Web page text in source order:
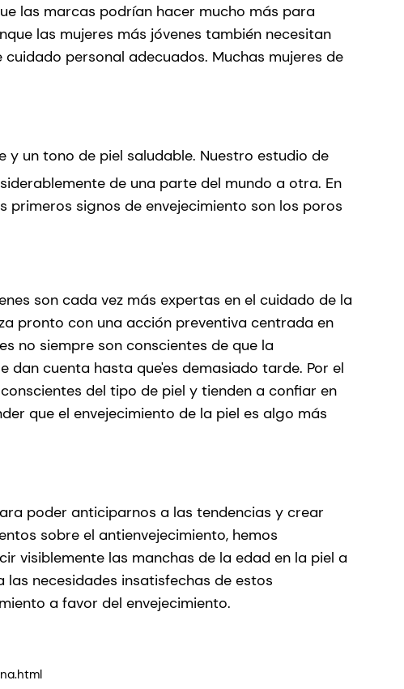
las marcas podrían hacer mucho más para
las mujeres más jóvenes también necesitan
personal adecuados. Muchas mujeres de
un tono de piel saludable. Nuestro estudio de
de una parte del mundo a otra. En
primeros signos de envejecimiento son los poros
son cada vez más expertas en el cuidado de la
pronto con una acción preventiva centrada en
no siempre son conscientes de que la
dan cuenta hasta que'es demasiado tarde. Por el
del tipo de piel y tienden a confiar en
que el envejecimiento de la piel es algo más
poder anticiparnos a las tendencias y crear
sobre el antienvejecimiento, hemos
visiblemente las manchas de la edad en la piel a
necesidades insatisfechas de estos
a favor del envejecimiento.